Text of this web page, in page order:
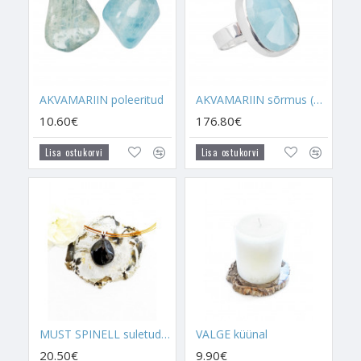
kristallidele, mille eesmärgiks on saada ühendust
Inglitemaailmaga, tugevdada ja arendada intuitsiooni, tuua
visioone, kutsuda esile prohvetlikke unenägusid või viia sind
kristallidele töötamiseks jõudu juurde.
- Jasmiiniviirukit põleta siis, kui sa tunned, et sa tahad paremini
keskenduda. Sobib töötamise ajal ja on üks ideaalsemaid
viirukeid ennustamise ajal kasutamiseks.
Jasmiini lõhn aitab meeltel rahuneda, samas aitab see
keskenduda, mõttetööd teha ja visioone kinni püüda. See
rahustab täpselt selle energia, mis ei lase sul mentaalseid ning
hingelisi tegevusi teha.
- Põleta Jasmiiniviirukit, kui soovid perekonda rahu tuua. Seda
- Jasmiiniviirukit põletatakse kodu Põhjapoolses ilmakaares, et
AKVAMARIIN poleeritud
10.60€
Lisa ostukorvi
AKVAMARIIN sõrmus (hõbe 925)
176.80€
Lisa ostukorvi
MUST SPINELL suletud kinnitusega ripats (hõbe 925)
20.50€
VALGE küünal
9.90€